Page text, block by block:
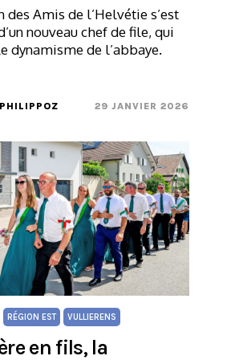
des Amis de l’Helvétie s’est
nouveau chef de file, qui
dynamisme de l’abbaye.
29 JANVIER 2026
RÉGION EST VULLIERENS
en fils, la